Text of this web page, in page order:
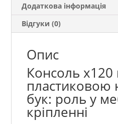
Додаткова інформація
Відгуки (0)
Опис
Консоль х120
пластиковою
бук: роль у
кріпленні